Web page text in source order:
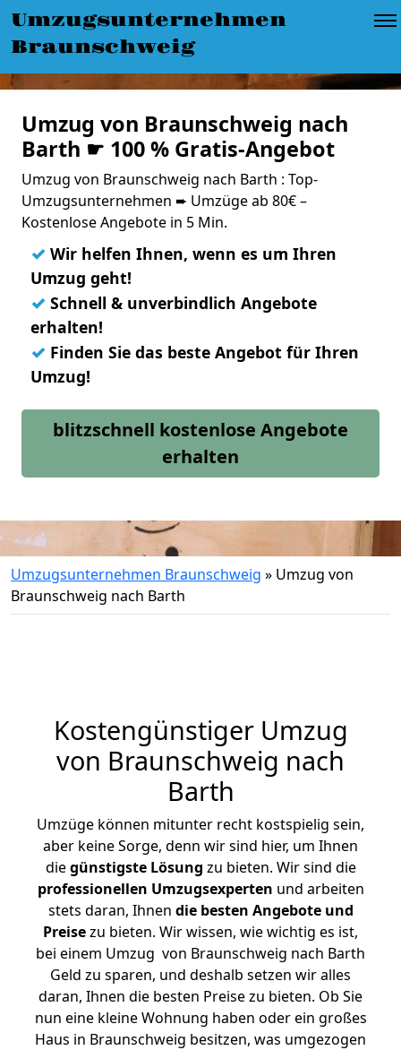
Umzugsunternehmen
Braunschweig
Umzug von Braunschweig nach
Barth ☛ 100 % Gratis-Angebot
Umzug von Braunschweig nach Barth : Top-
Umzugsunternehmen ➨ Umzüge ab 80€ –
Kostenlose Angebote in 5 Min.
✓ Wir helfen Ihnen, wenn es um Ihren
Umzug geht!
✓ Schnell & unverbindlich Angebote
erhalten!
✓ Finden Sie das beste Angebot für Ihren
Umzug!
blitzschnell kostenlose Angebote
erhalten
Umzugsunternehmen Braunschweig » Umzug von
Braunschweig nach Barth
Kostengünstiger Umzug
von Braunschweig nach
Barth
Umzüge können mitunter recht kostspielig sein,
aber keine Sorge, denn wir sind hier, um Ihnen
diegünstigste Lösung zu bieten. Wir sind die
professionellen Umzugsexperten und arbeiten
stets daran, Ihnen die besten Angebote und
Preisezu bieten. Wir wissen, wie wichtig es ist,
bei einem Umzug von Braunschweig nach Barth
Geld zu sparen, und deshalb setzen wir alles
daran, Ihnen die besten Preise zu bieten. Ob Sie
nun eine kleine Wohnung haben oder ein großes
Haus in Braunschweig besitzen, was umgezogen